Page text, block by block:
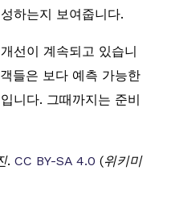
하는지 보여줍니다.
선이 계속되고 있습니
들은 보다 예측 가능한
니다. 그때까지는 준비
. CC BY-SA 4.0 (위키미